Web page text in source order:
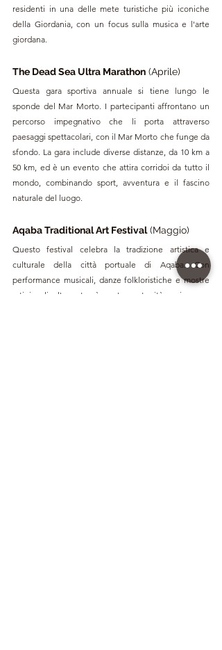
residenti in una delle mete turistiche più iconiche
della Giordania, con un focus sulla musica e l'arte
giordana.
The Dead Sea Ultra Marathon (Aprile)
Questa gara sportiva annuale si tiene lungo le
sponde del Mar Morto. I partecipanti affrontano un
percorso impegnativo che li porta attraverso
paesaggi spettacolari, con il Mar Morto che funge da
sfondo. La gara include diverse distanze, da 10 km a
50 km, ed è un evento che attira corridoi da tutto il
mondo, combinando sport, avventura e il fascino
naturale del luogo.
Aqaba Traditional Art Festival (Maggio)
Questo festival celebra la tradizione artistica e
culturale della città portuale di Aqaba. Con
performance musicali, danze folkloristiche e mostre
artigianali, l'evento è un'opportunità unica per